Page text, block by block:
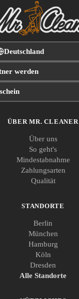
Deutschland
werden
ÜBER MR. CLEANER
Über uns
So geht's
Mindestabnahme
Zahlungsarten
Qualität
STANDORTE
Berlin
München
Hamburg
Köln
Dresden
Alle Standorte